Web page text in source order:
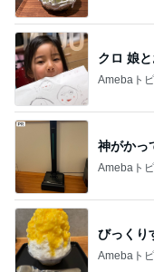
クロ 娘
Amebaト
神がかっ
Amebaト
びっくり
Amebaト